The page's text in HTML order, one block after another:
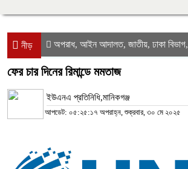
নীড় অপরাধ, আইন আদালত, জাতীয়, ঢাকা বিভাগ,
ফের চার দিনের রিমান্ডে মমতাজ
ইউএনএ প্রতিনিধি,মানিকগঞ্জ
আপডেট: ০৫:২৫:১৭ অপরাহ্ন, শুক্রবার, ৩০ মে ২০২৫